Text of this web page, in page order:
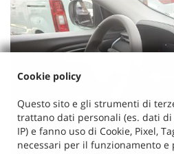
Cookie policy
Questo sito e gli strumenti di
trattano dati personali (es. dati
IP) e fanno uso di Cookie, Pixel,
necessari per il funzionamento